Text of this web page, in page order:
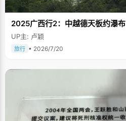
2025广西行2：中越德天板约瀑布
UP主: 卢颖
旅行 • 2026/7/20